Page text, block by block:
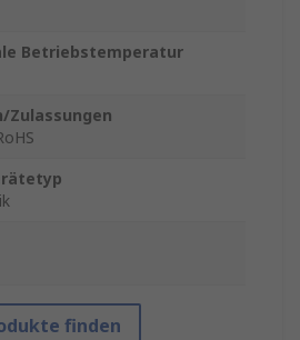
Betriebstemperatur
Zulassungen
finden